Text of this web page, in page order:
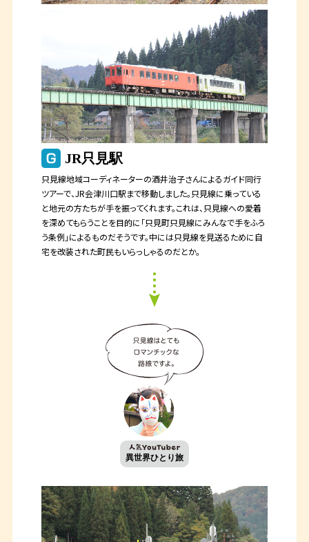
JR只見駅
只見線地域コーディネーターの酒井治子さんによるガイド同行
ツアーで、JR会津川口駅まで移動しました。只見線に乗っている
と地元の方たちが手を振ってくれます。これは、只見線への愛着
を深めてもらうことを目的に「只見町只見線にみんなで手をふろ
う条例」によるものだそうです。中には只見線を見送るために自
宅を改装された町民もいらっしゃるのだとか。
異世界ひとり旅